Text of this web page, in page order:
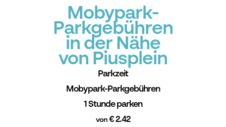
Mobypark-
Parkgebühren
in der Nähe
von Piusplein
Parkzeit
Mobypark-Parkgebühren
1 Stunde parken
von€ 2.42